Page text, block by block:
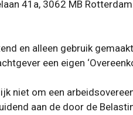
41a, 3062 MB
en alleen gebruik
een eigen
niet om een
aan de door de